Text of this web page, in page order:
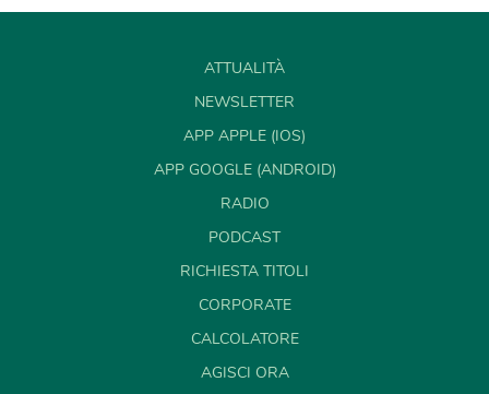
ATTUALITÀ
NEWSLETTER
APP APPLE (IOS)
APP GOOGLE (ANDROID)
RADIO
PODCAST
RICHIESTA TITOLI
CORPORATE
CALCOLATORE
AGISCI ORA